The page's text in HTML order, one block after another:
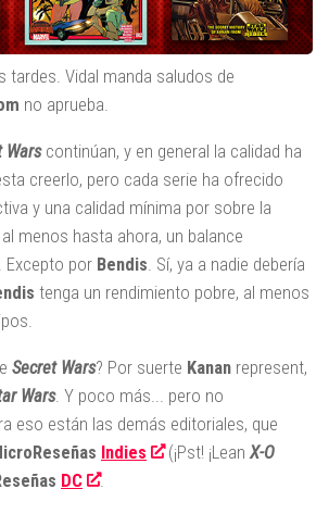
tardes. Vidal manda saludos de
no aprueba.
Warscontinúan, y en general la calidad ha
creerlo, pero cada serie ha ofrecido
y una calidad mínima por sobre la
menos hasta ahora, un balance
por Bendis . Sí, ya a nadie debería
tenga un rendimiento pobre, al menos
Secret Wars? Por suerte Kanan represent,
Wars. Y poco más... pero no
eso están las demás editoriales, que
Indies (¡Pst! ¡Lean X-O
DC .